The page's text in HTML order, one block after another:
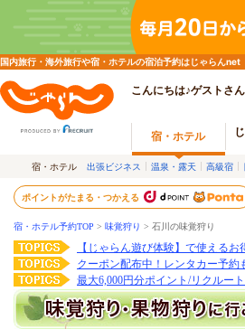
国内旅行・海外旅行や宿・ホテルの宿泊予約はじゃらん
こんにちは♪ゲストさん
宿・ホテル
宿・ホテル 出張ビジネス 温泉・露天 高級宿
ポイントがたまる・つかえる
宿・ホテル予約TOP > 味覚狩り > 石川の味覚狩り
【じゃらん遊び体験】で使えるお
クーポン配布中！レンタカー予約
最大6,000円分ポイント/リクルー